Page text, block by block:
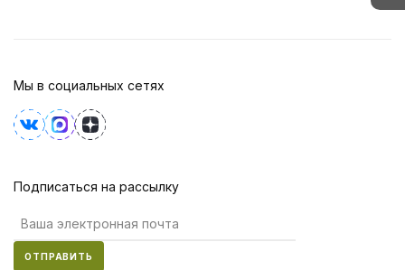
Мы в социальных сетях
Подписаться на рассылку
ОТПРАВИТЬ